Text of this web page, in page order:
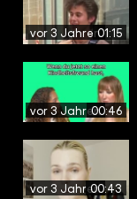
vor 3 Jahren01:15
vor 3 Jahren00:46
vor 3 Jahren00:43